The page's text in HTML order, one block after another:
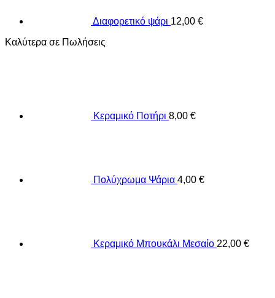
Διαφορετικό ψάρι 12,00 €
Καλύτερα σε Πωλήσεις
Κεραμικό Ποτήρι 8,00 €
Πολύχρωμα Ψάρια 4,00 €
Κεραμικό Μπουκάλι Μεσαίο 22,00 €